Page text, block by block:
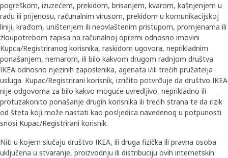
pogreškom, izuzećem, prekidom, brisanjem, kvarom, kašnjenjem u
radu ili prijenosu, računalnim virusom, prekidom u komunikacijskoj
liniji, krađom, uništenjem ili neovlaštenim pristupom, promjenama ili
zloupotrebom zapisa na računalnoj opremi odnosno imovini
Kupca/Registriranog korisnika, raskidom ugovora, neprikladnim
ponašanjem, nemarom, ili bilo kakvom drugom radnjom društva
IKEA odnosno njezinih zaposlenika, agenata i/ili trećih pružatelja
usluga. Kupac/Registrirani korisnik, izričito potvrđuje da društvo IKEA
nije odgovorna za bilo kakvo moguće uvredljivo, neprikladno ili
protuzakonito ponašanje drugih korisnika ili trećih strana te da rizik
od šteta koji može nastati kao posljedica navedenog u potpunosti
snosi Kupac/Registrirani korisnik.
Niti u kojem slučaju društvo IKEA, ili druga fizička ili pravna osoba
uključena u stvaranje, proizvodnju ili distribuciju ovih internetskih